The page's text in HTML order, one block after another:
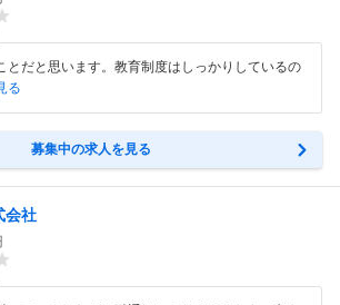
とだと思います。教育制度はしっかりしているの
る
募集中の求人を見る
会社